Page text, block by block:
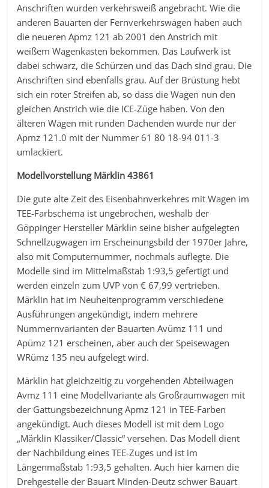
Anschriften wurden verkehrsweiß angebracht. Wie die
anderen Bauarten der Fernverkehrswagen haben auch
die neueren Apmz 121 ab 2001 den Anstrich mit
weißem Wagenkasten bekommen. Das Laufwerk ist
dabei schwarz, die Schürzen und das Dach sind grau. Die
Anschriften sind ebenfalls grau. Auf der Brüstung hebt
sich ein roter Streifen ab, so dass die Wagen nun den
gleichen Anstrich wie die ICE-Züge haben. Von den
älteren Wagen mit runden Dachenden wurde nur der
Apmz 121.0 mit der Nummer 61 80 18-94 011-3
umlackiert.
Modellvorstellung Märklin 43861
Die gute alte Zeit des Eisenbahnverkehres mit Wagen im
TEE-Farbschema ist ungebrochen, weshalb der
Göppinger Hersteller Märklin seine bisher aufgelegten
Schnellzugwagen im Erscheinungsbild der 1970er Jahre,
also mit Computernummer, nochmals auflegte. Die
Modelle sind im Mittelmaßstab 1:93,5 gefertigt und
werden einzeln zum UVP von € 67,99 vertrieben.
Märklin hat im Neuheitenprogramm verschiedene
Ausführungen angekündigt, indem mehrere
Nummernvarianten der Bauarten Avümz 111 und
Apümz 121 erscheinen, aber auch der Speisewagen
WRümz 135 neu aufgelegt wird.
Märklin hat gleichzeitig zu vorgehenden Abteilwagen
Avmz 111 eine Modellvariante als Großraumwagen mit
der Gattungsbezeichnung Apmz 121 in TEE-Farben
angekündigt. Auch dieses Modell ist mit dem Logo
„Märklin Klassiker/Classic“ versehen. Das Modell dient
der Nachbildung eines TEE-Zuges und ist im
Längenmaßstab 1:93,5 gehalten. Auch hier kamen die
Drehgestelle der Bauart Minden-Deutz schwer Bauart